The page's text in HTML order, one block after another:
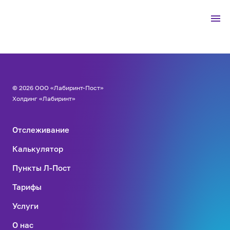
© 2026 ООО «Лабиринт-Пост»
Холдинг «Лабиринт»
Отслеживание
Калькулятор
Пункты Л-Пост
Тарифы
Услуги
О нас